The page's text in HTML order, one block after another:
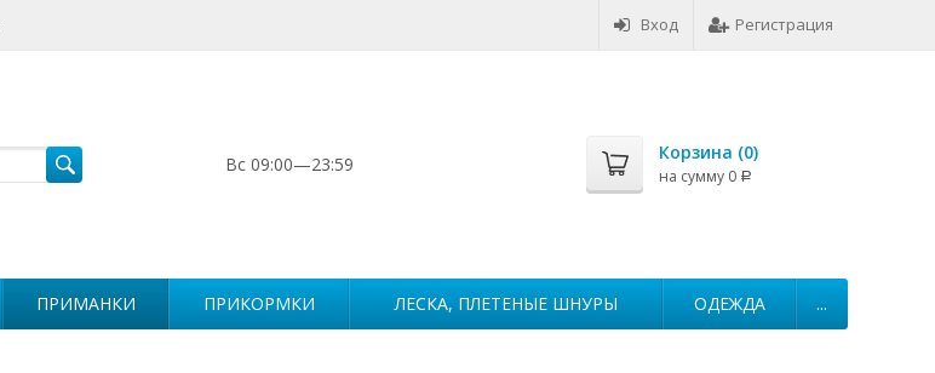
Вход Регистрация
Вс 09:00—23:59
Корзина (0)
на сумму 0 Р
ПРИМАНКИ ПРИКОРМКИ ЛЕСКА, ПЛЕТЕНЫЕ ШНУРЫ ОДЕЖДА ...